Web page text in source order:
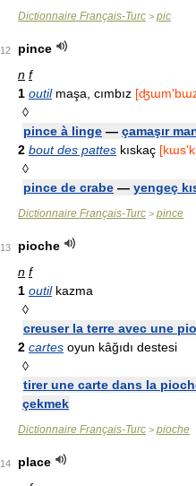
Dictionnaire Français-Turc > pic
12
pince
n f
1 outilmaşa, cımbız
◊
pince à linge — çamaşır
2 bout des pattes kıskaç
◊
pince de crabe — yengeç
Dictionnaire Français-Turc > pince
13
pioche
n f
1 outilkazma
◊
creuser la terre avec une
2 cartes oyun kâğıdı destesi
◊
tirer une carte dans la
çekmek
Dictionnaire Français-Turc > pioche
14
place